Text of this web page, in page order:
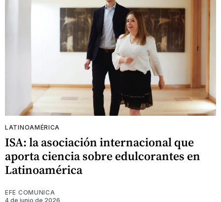
LATINOAMÉRICA
ISA: la asociación internacional que
aporta ciencia sobre edulcorantes en
Latinoamérica
EFE COMUNICA
4 de junio de 2026